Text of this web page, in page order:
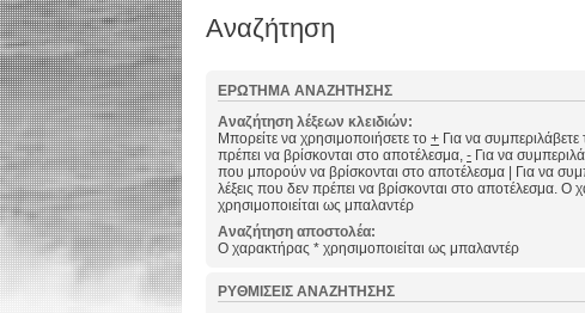
Αναζήτηση
ΕΡΏΤΗΜΑ ΑΝΑΖΉΤΗΣΗΣ
Αναζήτηση λέξεων κλειδιών:
Μπορείτε να χρησιμοποιήσετε το + Για να συμπεριλάβετε
πρέπει να βρίσκονται στο αποτέλεσμα, - Για να
που μπορούν να βρίσκονται στο αποτέλεσμα | Για να
λέξεις που δεν πρέπει να βρίσκονται στο αποτέλεσμα. Ο
χρησιμοποιείται ως μπαλαντέρ
Αναζήτηση αποστολέα:
Ο χαρακτήρας * χρησιμοποιείται ως μπαλαντέρ
ΡΥΘΜΊΣΕΙΣ ΑΝΑΖΉΤΗΣΗΣ